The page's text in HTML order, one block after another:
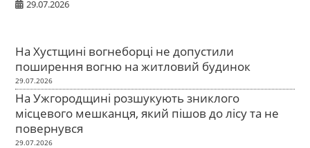
29.07.2026
На Хустщині вогнеборці не допустили
поширення вогню на житловий будинок
29.07.2026
На Ужгородщині розшукують зниклого
місцевого мешканця, який пішов до лісу та не
повернувся
29.07.2026